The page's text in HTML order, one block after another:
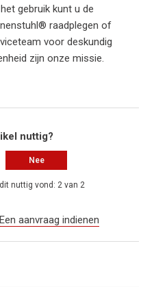
gebruik kunt u de
raadplegen of
voor deskundig
zijn onze missie.
nuttig?
Nee
nuttig vond: 2 van 2
Een aanvraag indienen